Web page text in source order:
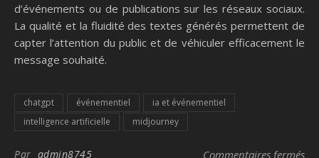
d’événements ou de publications sur les réseaux sociaux.
La qualité et la fluidité des textes générés permettent de
capter l’attention du public et de véhiculer efficacement le
message souhaité.
chatgpt événementiel
ia et événementiel
intelligence artificielle
midjourney
Par admin8745 Commentaires fermés